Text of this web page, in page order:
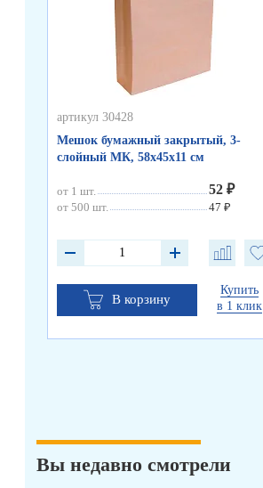
артикул 30428
Мешок бумажный закрытый, 3-
слойный МК, 58х45х11 см
от 1 шт. 52 ₽
от 500 шт. 47 ₽
В корзину
Купить
в 1 клик
Вы недавно смотрели